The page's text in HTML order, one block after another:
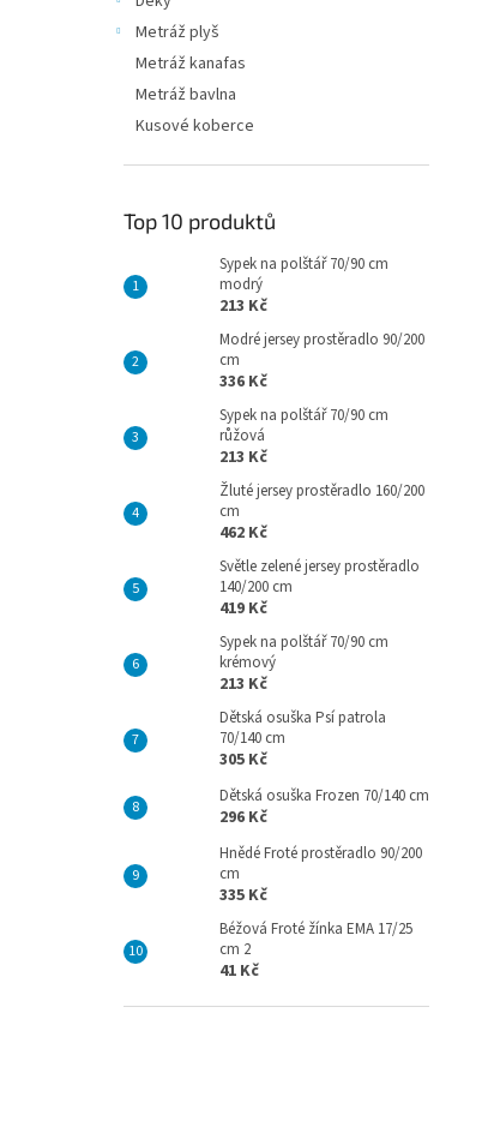
Metráž plyš
Metráž kanafas
Metráž bavlna
Kusové koberce
Top 10 produktů
Sypek na polštář 70/90 cm
modrý
213 Kč
Modré jersey prostěradlo 90/200
cm
336 Kč
Sypek na polštář 70/90 cm
růžová
213 Kč
Žluté jersey prostěradlo 160/200
cm
462 Kč
Světle zelené jersey prostěradlo
140/200 cm
419 Kč
Sypek na polštář 70/90 cm
krémový
213 Kč
Dětská osuška Psí patrola
70/140 cm
305 Kč
Dětská osuška Frozen 70/140 cm
296 Kč
Hnědé Froté prostěradlo 90/200
cm
335 Kč
Béžová Froté žínka EMA 17/25
cm 2
41 Kč